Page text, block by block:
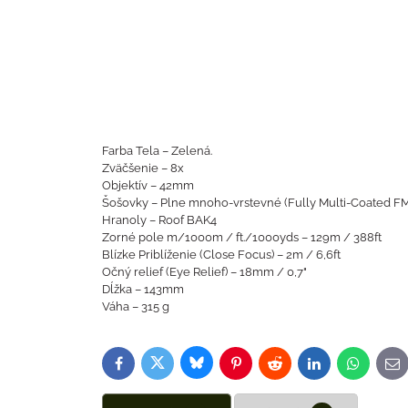
Farba Tela – Zelená.
Zväčšenie – 8x
Objektív – 42mm
Šošovky – Plne mnoho-vrstevné (Fully Multi-Coated
Hranoly – Roof BAK4
Zorné pole m/1000m / ft./1000yds – 129m / 388ft
Blízke Priblíženie (Close Focus) – 2m / 6,6ft
Očný relief (Eye Relief) – 18mm / 0,7"
Dĺžka – 143mm
Váha – 315 g
FacebookTwitterBlueskyPinterestReddit LinkedInWhatsApp
E-
mail